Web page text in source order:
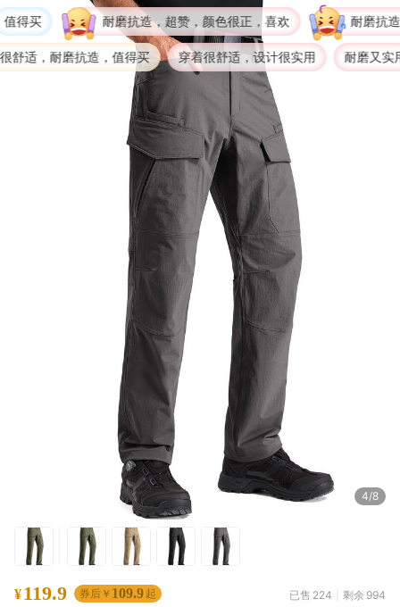
，耐磨抗造，值得买
买
穿着很舒适，设计很实用
耐磨抗造，超赞，颜色很正，喜欢 耐磨抗造，
耐磨又实用
4/8
¥119.9 券后￥ 109.9 起 已售 224 剩余 994